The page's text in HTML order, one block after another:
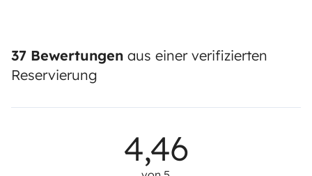
37 Bewertungen aus einer verifizierten
Reservierung
4,46